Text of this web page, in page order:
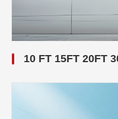
10 FT 15FT 20FT